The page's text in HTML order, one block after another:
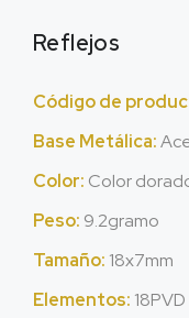
Reflejos
Código de
Base Metálica:
Color: Color
Peso: 9.2gramo
Tamaño: 18x7mm
Elementos: 18PVD